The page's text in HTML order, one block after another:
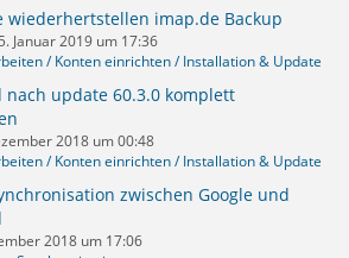
wiederhertstellen imap.de Backup
Januar 2019 um 17:36
/ Konten einrichten / Installation & Update
update 60.3.0 komplett
2018 um 00:48
/ Konten einrichten / Installation & Update
zwischen Google und
2018 um 17:06